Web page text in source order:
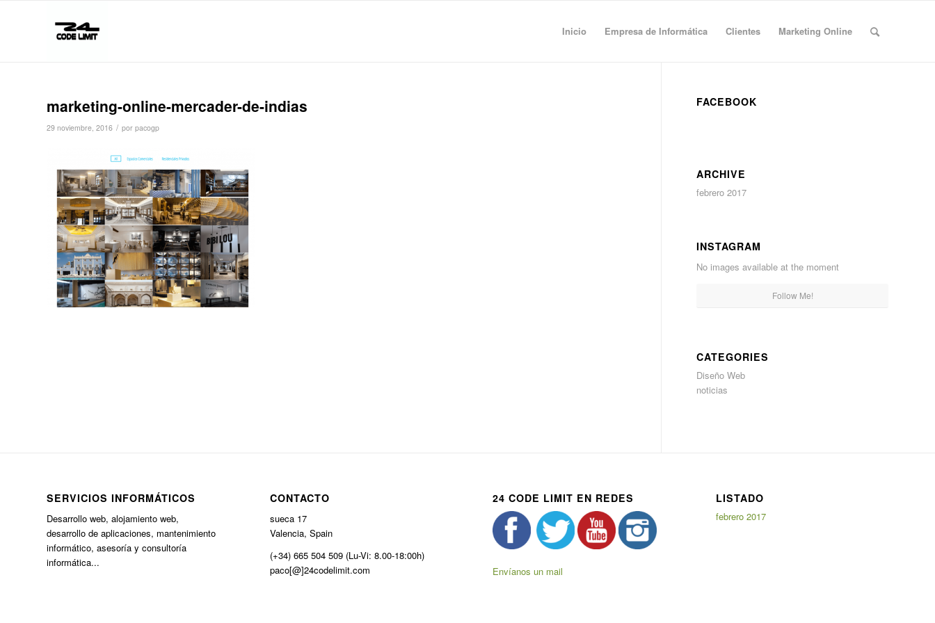
Inicio Empresa de Informática Clientes Marketing Online
marketing-online-mercader-de-indias
29 noviembre, 2016 / por pacogp
FACEBOOK
ARCHIVE
febrero 2017
INSTAGRAM
No images available at the moment
Follow Me!
CATEGORIES
Diseño Web
noticias
SERVICIOS INFORMÁTICOS
Desarrollo web, alojamiento web,
desarrollo de aplicaciones, mantenimiento
informático, asesoría y consultoría
informática...
CONTACTO
sueca 17
Valencia, Spain
(+34) 665 504 509 (Lu-Vi: 8.00-18:00h)
paco[@]24codelimit.com
24 CODE LIMIT EN REDES
Envíanos un mail
LISTADO
febrero 2017